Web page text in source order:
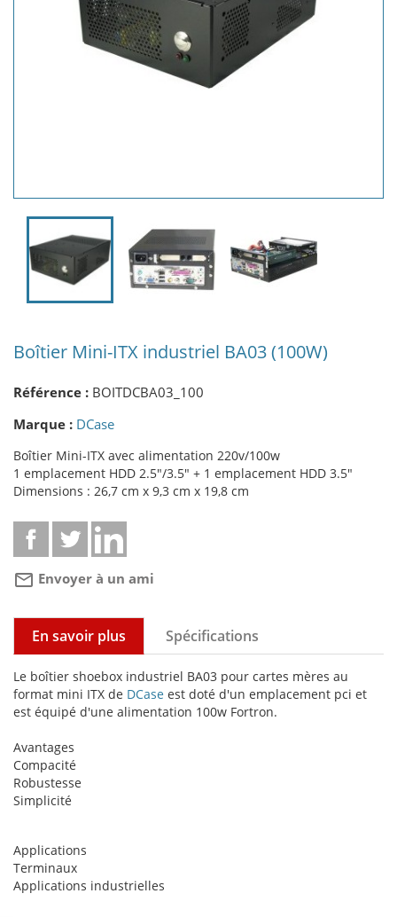
Boîtier Mini-ITX industriel BA03 (100W)
Référence : BOITDCBA03_100
Marque : DCase
Boîtier Mini-ITX avec alimentation 220v/100w
1 emplacement HDD 2.5"/3.5" + 1 emplacement HDD 3.5"
Dimensions : 26,7 cm x 9,3 cm x 19,8 cm
mail_outline Envoyer à un ami
En savoir plus Spécifications
Le boîtier shoebox industriel BA03 pour cartes mères au
format mini ITX de DCase est doté d'un emplacement pci et
est équipé d'une alimentation 100w Fortron.
Avantages
Compacité
Robustesse
Simplicité
Applications
Terminaux
Applications industrielles